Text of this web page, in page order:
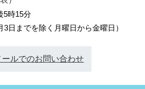
5時15分
3日までを除く月曜日から金曜日）
ールでのお問い合わせ